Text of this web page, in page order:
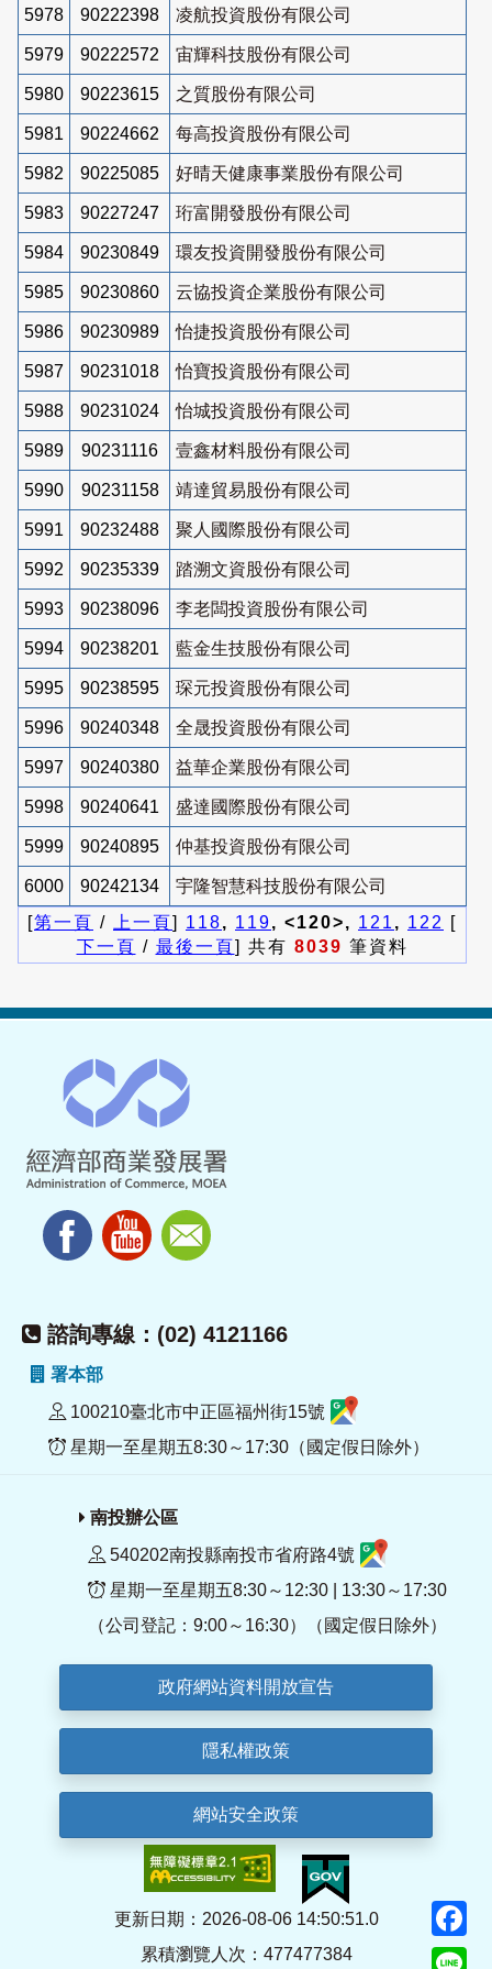
5978 90222398 凌航投資股份有限公司
5979 90222572 宙輝科技股份有限公司
5980 90223615 之質股份有限公司
5981 90224662 每高投資股份有限公司
5982 90225085 好晴天健康事業股份有限公司
5983 90227247 珩富開發股份有限公司
5984 90230849 環友投資開發股份有限公司
5985 90230860 云協投資企業股份有限公司
5986 90230989 怡捷投資股份有限公司
5987 90231018 怡寶投資股份有限公司
5988 90231024 怡城投資股份有限公司
5989 90231116 壹鑫材料股份有限公司
5990 90231158 靖達貿易股份有限公司
5991 90232488 聚人國際股份有限公司
5992 90235339 踏溯文資股份有限公司
5993 90238096 李老闆投資股份有限公司
5994 90238201 藍金生技股份有限公司
5995 90238595 琛元投資股份有限公司
5996 90240348 全晟投資股份有限公司
5997 90240380 益華企業股份有限公司
5998 90240641 盛達國際股份有限公司
5999 90240895 仲基投資股份有限公司
6000 90242134
宇隆智慧科技股份有限公司
[第一頁 / 上一頁] 118, 119, <120>, 121 , 122
[
下一頁 / 最後一頁] 共有 8039 筆資料
諮詢專線：(02) 4121166
署本部
100210臺北市中正區福州街15號
星期一至星期五8:30～17:30（國定假日除外）
南投辦公區
540202南投縣南投市省府路4號
星期一至星期五8:30～12:30 | 13:30～17:30
（公司登記：9:00～16:30）（國定假日除外）
政府網站資料開放宣告
隱私權政策
網站安全政策
更新日期：2026-08-06 14:50:51.0
累積瀏覽人次：477477384